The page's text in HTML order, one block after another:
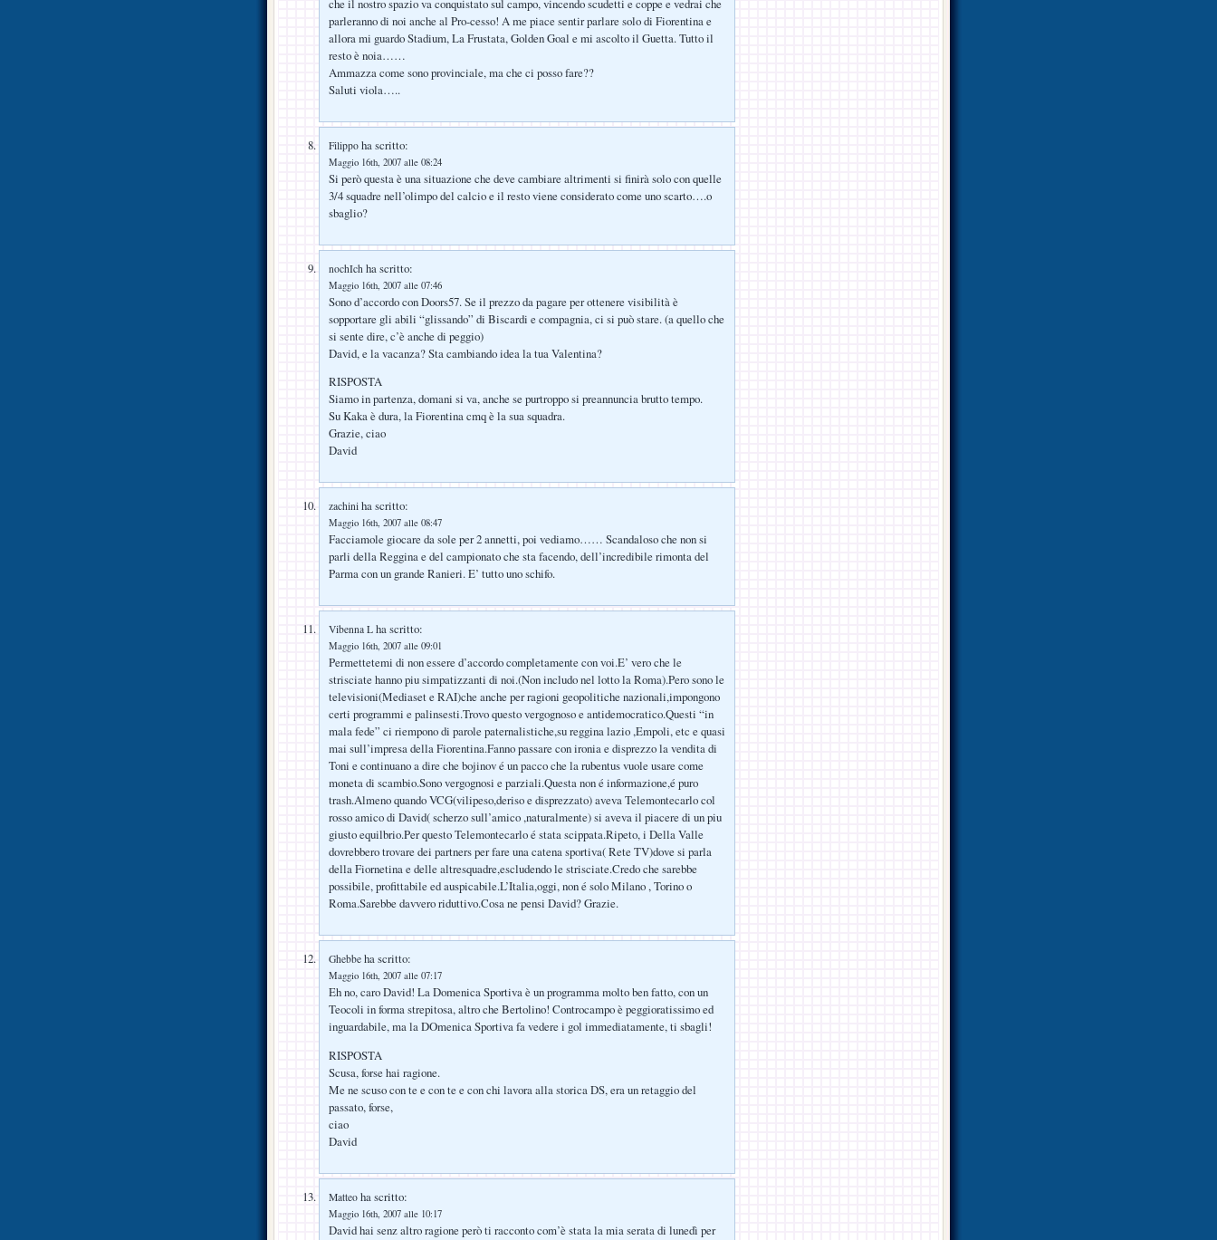
che il nostro spazio va conquistato sul campo, vincendo scudetti e coppe e vedrai che
parleranno di noi anche al Pro-cesso! A me piace sentir parlare solo di Fiorentina e
allora mi guardo Stadium, La Frustata, Golden Goal e mi ascolto il Guetta. Tutto il
resto è noia……
Ammazza come sono provinciale, ma che ci posso fare??
Saluti viola…..
Filippo ha scritto:
Maggio 16th, 2007 alle 08:24
Si però questa è una situazione che deve cambiare altrimenti si finirà solo con quelle
3/4 squadre nell’olimpo del calcio e il resto viene considerato come uno scarto….o
sbaglio?
nochIch ha scritto:
Maggio 16th, 2007 alle 07:46
Sono d’accordo con Doors57. Se il prezzo da pagare per ottenere visibilità è
sopportare gli abili “glissando” di Biscardi e compagnia, ci si può stare. (a quello che
si sente dire, c’è anche di peggio)
David, e la vacanza? Sta cambiando idea la tua Valentina?
RISPOSTA
Siamo in partenza, domani si va, anche se purtroppo si preannuncia brutto tempo.
Su Kaka è dura, la Fiorentina cmq è la sua squadra.
Grazie, ciao
David
zachini ha scritto:
Maggio 16th, 2007 alle 08:47
Facciamole giocare da sole per 2 annetti, poi vediamo…… Scandaloso che non si
parli della Reggina e del campionato che sta facendo, dell’incredibile rimonta del
Parma con un grande Ranieri. E’ tutto uno schifo.
Vibenna L ha scritto:
Maggio 16th, 2007 alle 09:01
Permettetemi di non essere d’accordo completamente con voi.E’ vero che le
strisciate hanno piu simpatizzanti di noi.(Non includo nel lotto la Roma).Pero sono le
televisioni(Mediaset e RAI)che anche per ragioni geopolitiche nazionali,impongono
certi programmi e palinsesti.Trovo questo vergognoso e antidemocratico.Questi “in
mala fede” ci riempono di parole paternalistiche,su reggina lazio ,Empoli, etc e quasi
mai sull’impresa della Fiorentina.Fanno passare con ironia e disprezzo la vendita di
Toni e continuano a dire che bojinov é un pacco che la rubentus vuole usare come
moneta di scambio.Sono vergognosi e parziali.Questa non é informazione,é puro
trash.Almeno quando VCG(vilipeso,deriso e disprezzato) aveva Telemontecarlo col
rosso amico di David( scherzo sull’amico ,naturalmente) si aveva il piacere di un piu
giusto equilbrio.Per questo Telemontecarlo é stata scippata.Ripeto, i Della Valle
dovrebbero trovare dei partners per fare una catena sportiva( Rete TV)dove si parla
della Fiornetina e delle altresquadre,escludendo le strisciate.Credo che sarebbe
possibile, profittabile ed auspicabile.L’Italia,oggi, non é solo Milano , Torino o
Roma.Sarebbe davvero riduttivo.Cosa ne pensi David? Grazie.
Ghebbe ha scritto:
Maggio 16th, 2007 alle 07:17
Eh no, caro David! La Domenica Sportiva è un programma molto ben fatto, con un
Teocoli in forma strepitosa, altro che Bertolino! Controcampo è peggioratissimo ed
inguardabile, ma la DOmenica Sportiva fa vedere i gol immediatamente, ti sbagli!
RISPOSTA
Scusa, forse hai ragione.
Me ne scuso con te e con te e con chi lavora alla storica DS, era un retaggio del
passato, forse,
ciao
David
Matteo ha scritto:
Maggio 16th, 2007 alle 10:17
David hai senz altro ragione però ti racconto com’è stata la mia serata di lunedì per